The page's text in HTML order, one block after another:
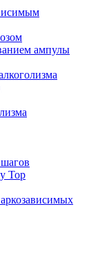
ампулы
Top